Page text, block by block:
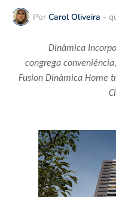
Por Carol Oliveira -
Dinâmica
congrega
Fusion Dinâmica Home